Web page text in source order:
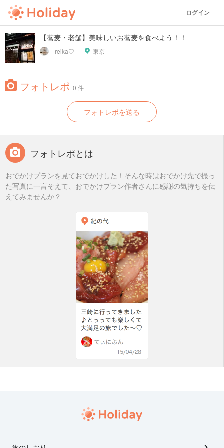
ログイン
【蕎麦・老舗】美味しいお蕎麦を食べよう！！
reika♡ 東京
フォトレポ 0 件
フォトレポを送る
フォトレポとは
おでかけプランを見ておでかけした！そんな時はおでかけ先で撮っ
た写真に一言そえて、おでかけプラン作者さんに感謝の気持ちを伝
えてみませんか？